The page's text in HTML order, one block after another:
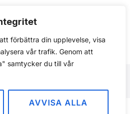
förbättra din upplevelse, visa
vår trafik. Genom att
samtycker du till vår
AVVISA ALLA
för en miljon dollar